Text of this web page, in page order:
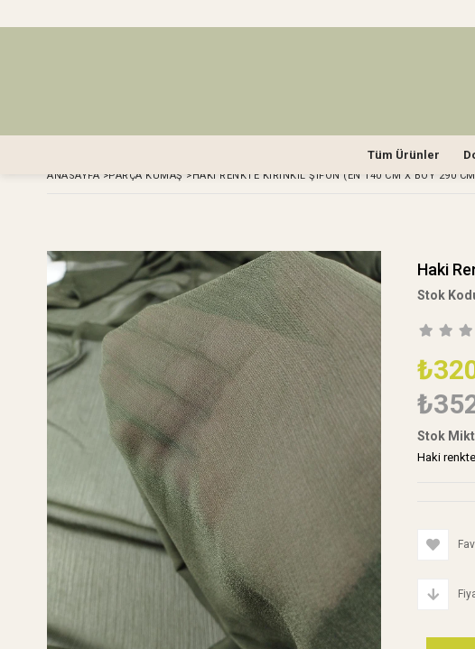
Tüm Ürünler
ANASAYFA >PARÇA KUMAŞ >HAKI RENKTE KIRINKIL ŞIFON (EN 140 CM X BOY 290
Haki
Stok
Haki